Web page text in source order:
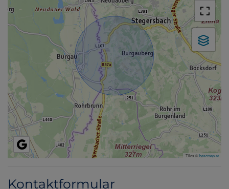
Tiles ©basemap.at
Kontaktformular